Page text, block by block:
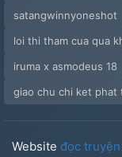
satangwinnyoneshot
loi thi tham cua qua
iruma x asmodeus 18
giao chu chi ket phat
Website đọc truyện